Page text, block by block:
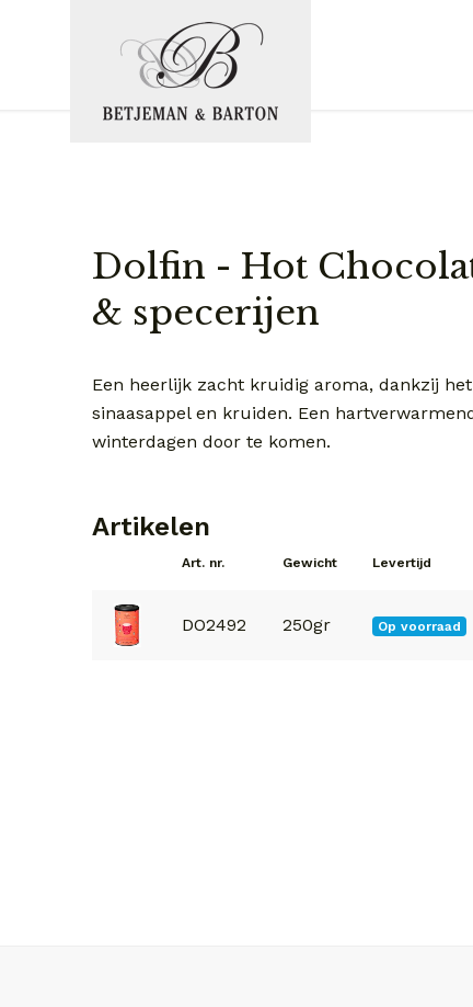
Dolfin - Hot
& specerijen
Een heerlijk zacht kruidig aroma, dankzij
sinaasappel en kruiden. Een
winterdagen door te komen.
Artikelen
Art. nr. Gewicht Levertijd
DO2492 250gr Op voorraad